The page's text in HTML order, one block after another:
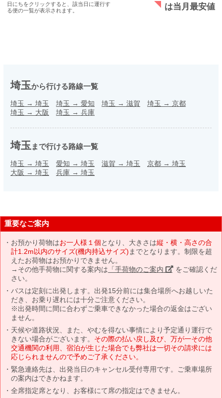
日にちをクリックすると、該当日に運行す
る便の一覧が表示されます。
は当月最安値
埼玉から行ける路線一覧
埼玉 → 埼玉 埼玉 → 愛知 埼玉 → 滋賀 埼玉 → 京都
埼玉 → 大阪 埼玉 → 兵庫
埼玉 まで行ける路線一覧
埼玉 → 埼玉 愛知 → 埼玉 滋賀 → 埼玉 京都 → 埼玉
大阪 → 埼玉 兵庫 → 埼玉
重要なご案内
お預かり荷物はお一人様１個となり、大きさは縦・横・高さの合
計1.2m以内のサイズ(機内持込サイズ) までとなります。制限を超
えたお荷物はお預かりできません。
→その他手荷物に関する案内は 「手荷物のご案内」 をご確認くだ
さい。
バスは定刻に出発します。出発15分前には集合場所へお越しいた
だき、お乗り遅れには十分ご注意ください。
※出発時間に間に合わずご乗車できなかった場合の返金はござい
ません。
天候や道路状況、また、やむを得ない事情により予定通り運行で
きない場合がございます。 その際の払い戻し及び、万が一その他
交通機関の利用、宿泊が生じた場合でも弊社は一切その請求には
応じられませんので予めご了承ください。
緊急連絡先は、出発当日のキャンセル受付専用です。ご乗車場所
の案内はできかねます。
全席指定席となり、お客様にて席の指定はできません。